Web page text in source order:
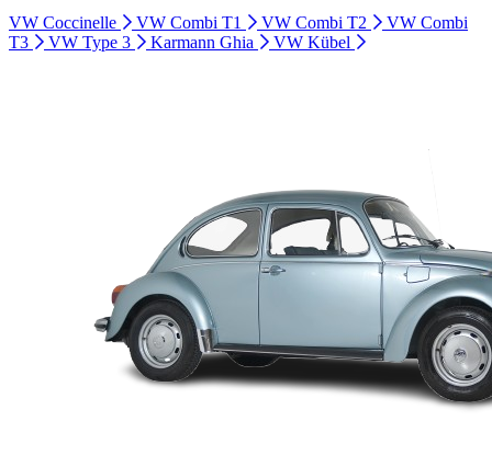
VW Coccinelle
VW Combi T1 VW Combi T2
VW Combi
T3
VW Type 3 Karmann Ghia VW Kübel